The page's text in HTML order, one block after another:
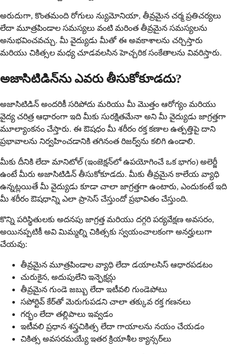
అరుదుగా, కొంతమంది రోగులు న్యుమోనియా, తీవ్రమైన చర్మ ప్రతిచర్యలు
లేదా మూత్రపిండాల సమస్యలు వంటి మరింత తీవ్రమైన సమస్యలను
అనుభవించవచ్చు. మీ వైద్యుడు మీతో ఈ అవకాశాలను చర్చిస్తారు
మరియు చికిత్సల మధ్య చూడవలసిన హెచ్చరిక సంకేతాలను వివరిస్తారు.
అజాసిటిడిన్‌ను ఎవరు తీసుకోకూడదు?
అజాసిటిడిన్ అందరికీ సరిపోదు మరియు మీ మొత్తం ఆరోగ్యం మరియు
వైద్య చరిత్ర ఆధారంగా ఇది మీకు సురక్షితమేనా అని మీ వైద్యుడు జాగ్రత్తగా
మూల్యాంకనం చేస్తారు. ఈ ఔషధం మీ శరీరం రక్త కణాల ఉత్పత్తిపై దాని
ప్రభావాలను నిర్వహించడానికి తగినంత రిజర్వ్‌ను కలిగి ఉండాలి.
మీకు దీనికి లేదా మానిటోల్ (ఇంజెక్షన్‌లో ఉపయోగించే ఒక భాగం) అలెర్జీ
ఉంటే మీరు అజాసిటిడిన్ తీసుకోకూడదు. మీకు తీవ్రమైన కాలేయ వ్యాధి
ఉన్నట్లయితే మీ వైద్యుడు కూడా చాలా జాగ్రత్తగా ఉంటారు, ఎందుకంటే ఇది
మీ శరీరం ఔషధాన్ని ఎలా ప్రాసెస్ చేస్తుందో ప్రభావితం చేస్తుంది.
కొన్ని పరిస్థితులకు అదనపు జాగ్రత్త మరియు దగ్గరి పర్యవేక్షణ అవసరం,
అయినప్పటికీ అవి మిమ్మల్ని చికిత్సకు స్వయంచాలకంగా అనర్హులుగా
చేయవు:
తీవ్రమైన మూత్రపిండాల వ్యాధి లేదా డయాలసిస్ ఆధారపడటం
చురుకైన, అదుపులేని ఇన్ఫెక్షన్లు
తీవ్రమైన గుండె జబ్బు లేదా ఇటీవలి గుండెపోటు
సపోర్టివ్ కేర్‌తో మెరుగుపడని చాలా తక్కువ రక్త గణనలు
గర్భం లేదా తల్లిపాలు ఇవ్వడం
ఇటీవలి ప్రధాన శస్త్రచికిత్స లేదా గాయాలను నయం చేయడం
చికిత్స అవసరమయ్యే ఇతర క్రియాశీల క్యాన్సర్‌లు